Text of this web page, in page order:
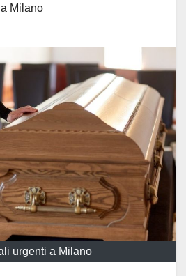
Milano
urgenti a Milano